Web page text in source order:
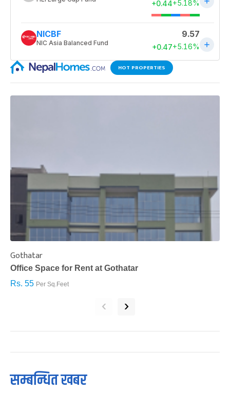
HOT PROPERTIES
Gothatar
Office Space for Rent at Gothatar
Rs. 55 Per Sq.Feet
‹ ›
सम्बन्धित खबर